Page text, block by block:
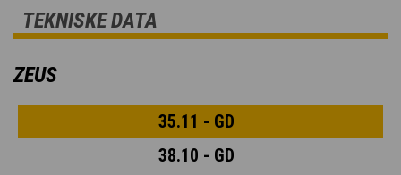
TEKNISKE DATA
ZEUS
35.11 - GD
38.10 - GD